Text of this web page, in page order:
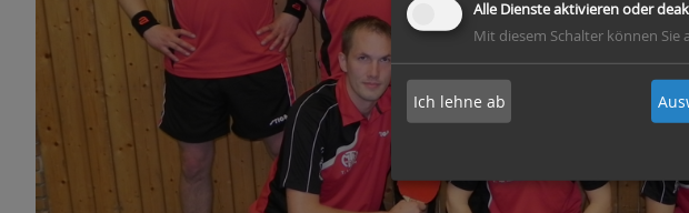
Alle Dienste aktivieren oder
Mit diesem Schalter können
Ich lehne ab